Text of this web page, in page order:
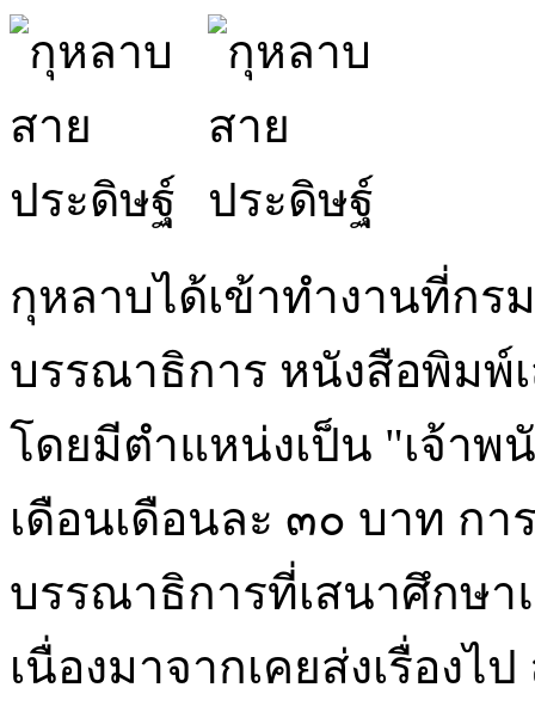
กุหลาบได้เข้าทำงานที่กร
บรรณาธิการ หนังสือพิมพ์
โดยมีตำแหน่งเป็น "เจ้าพ
เดือนเดือนละ ๓๐ บาท ก
บรรณาธิการที่เสนาศึกษา
เนื่องมาจากเคยส่งเรื่อง